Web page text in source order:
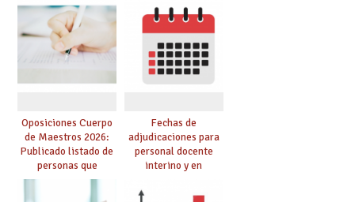
prácticas, se regulan
dichas prácticas y se
convoca acto público
de adjudicación
Cuerpo de Maestros
de especialidades
convocadas a
oposición
Oposiciones Cuerpo
de Maestros 2026:
Publicado listado de
personas que
adquieren nueva
especialidad
Fechas de
adjudicaciones para
personal docente
interino y en
debes saber